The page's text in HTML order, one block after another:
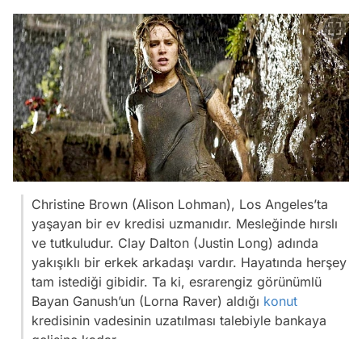
Christine Brown (Alison Lohman), Los Angeles’ta
yaşayan bir ev kredisi uzmanıdır. Mesleğinde hırslı
ve tutkuludur. Clay Dalton (Justin Long) adında
yakışıklı bir erkek arkadaşı vardır. Hayatında herşey
tam istediği gibidir. Ta ki, esrarengiz görünümlü
Bayan Ganush’un (Lorna Raver) aldığı konut
kredisinin vadesinin uzatılması talebiyle bankaya